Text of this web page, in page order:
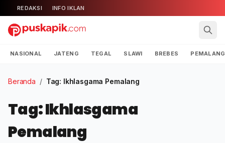
REDAKSI INFO IKLAN
NASIONAL JATENG TEGAL SLAWI BREBES PEMALANG
Beranda / Tag: Ikhlasgama Pemalang
Tag: Ikhlasgama
Pemalang